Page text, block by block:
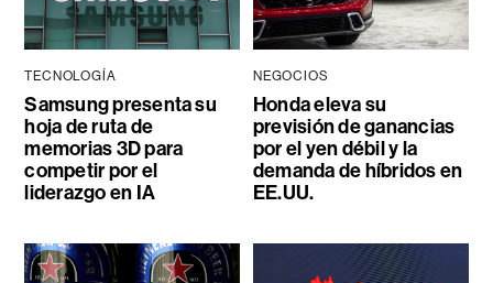
TECNOLOGÍA
Samsung presenta su
hoja de ruta de
memorias 3D para
competir por el
liderazgo en IA
NEGOCIOS
Honda eleva su
previsión de ganancias
por el yen débil y la
demanda de híbridos en
EE.UU.